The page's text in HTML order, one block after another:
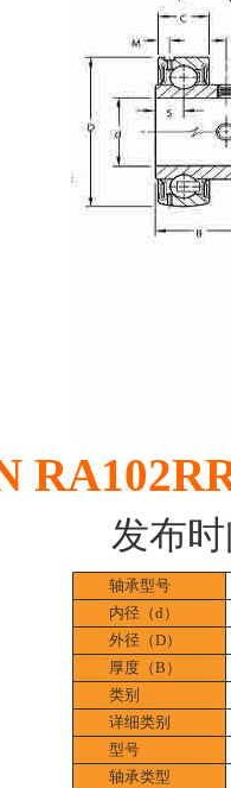
发布时
轴承型号
内径（d）
外径（D）
厚度（B）
类别
详细类别
型号
轴承类型